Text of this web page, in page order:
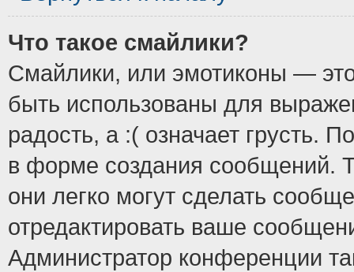
Что такое смайлики?
Смайлики, или эмотиконы —
быть использованы для
радость, а :( означает грусть.
в форме создания сообщений.
они легко могут сделать
отредактировать ваше
Администратор конференции